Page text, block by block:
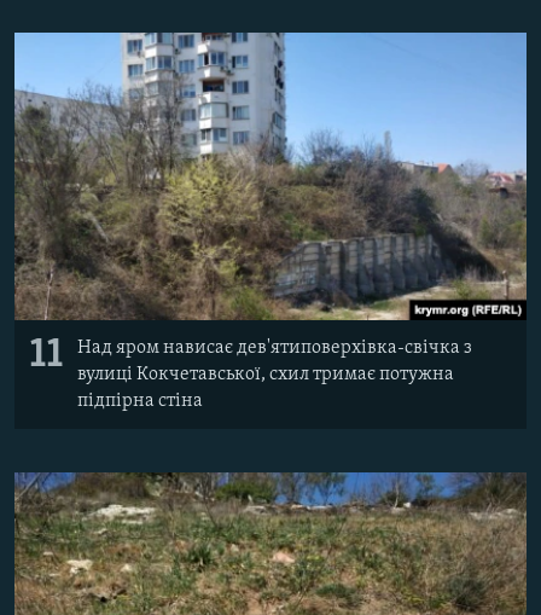
11
Над яром нависає дев'ятиповерхівка-свічка з
вулиці Кокчетавської, схил тримає потужна
підпірна стіна